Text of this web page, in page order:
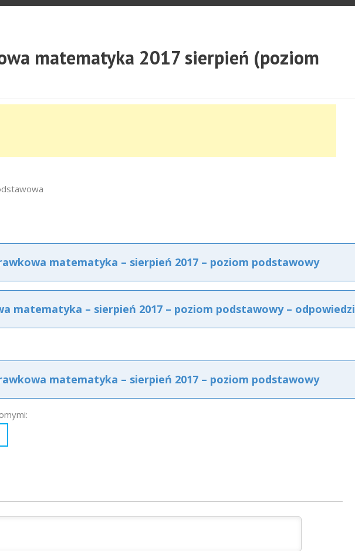
matematyka 2017 sierpień (poziom
matematyka – sierpień 2017 – poziom podstawowy
matematyka – sierpień 2017 – poziom podstawowy – odpowiedzi
matematyka – sierpień 2017 – poziom podstawowy